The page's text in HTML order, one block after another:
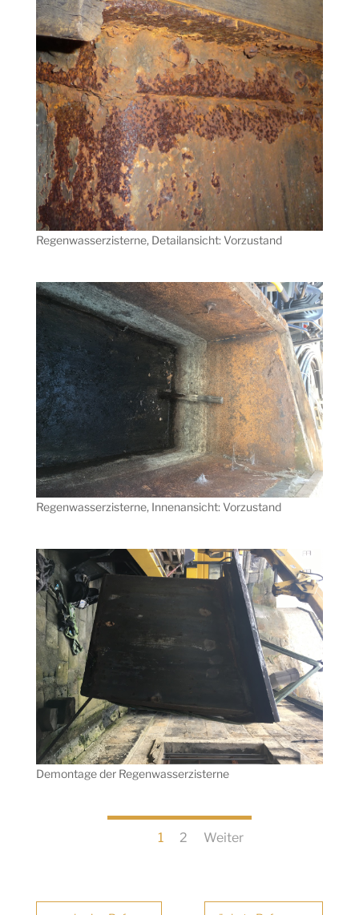
Regenwasserzisterne, Detailansicht: Vorzustand
Regenwasserzisterne, Innenansicht: Vorzustand
Demontage der Regenwasserzisterne
1 2 Weiter